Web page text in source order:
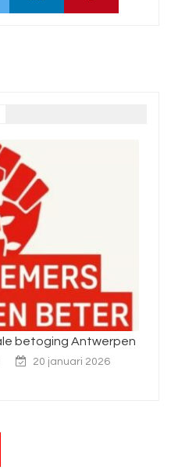
betoging Antwerpen
20 januari 2026